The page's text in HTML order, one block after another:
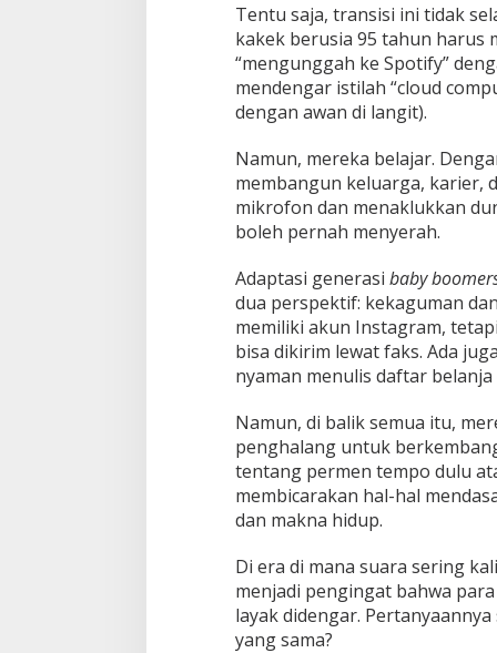
Tentu saja, transisi ini tidak
kakek berusia 95 tahun harus
“mengunggah ke Spotify”
mendengar istilah “cloud
dengan awan di langit).
Namun, mereka belajar.
membangun keluarga, karier,
mikrofon dan menaklukkan
boleh pernah menyerah.
Adaptasi generasi baby
dua perspektif: kekaguman
memiliki akun Instagram,
bisa dikirim lewat faks. Ada
nyaman menulis daftar
Namun, di balik semua itu,
penghalang untuk
tentang permen tempo dulu
membicarakan hal-hal
dan makna hidup.
Di era di mana suara sering
menjadi pengingat bahwa
layak didengar.
yang sama?